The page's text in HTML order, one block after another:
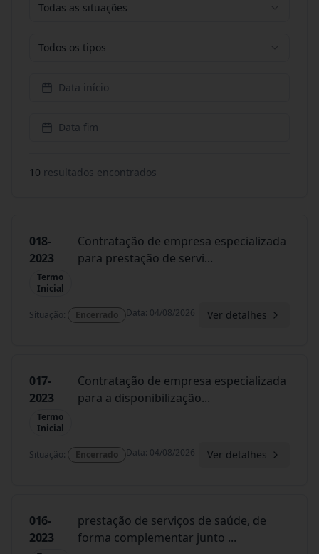
Todas as situações
Todos os tipos
Data início
Data fim
10 resultados encontrados
018-
2023
Termo
Inicial
Contratação de empresa especializada
para prestação de servi...
Situação: Encerrado Data: 04/08/2026 Ver detalhes
017-
2023
Termo
Inicial
Contratação de empresa especializada
para a disponibilização...
Situação: Encerrado Data: 04/08/2026 Ver detalhes
016-
2023
prestação de serviços de saúde, de
forma complementar junto ...